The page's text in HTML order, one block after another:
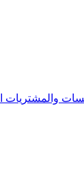
والمشتريات